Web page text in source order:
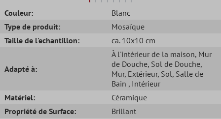
Couleur:
Blanc
Type de produit:
Mosaïque
Taille de l'echantillon:
ca. 10x10 cm
Adapté à:
À l'intérieur de la maison, Mur
de Douche, Sol de Douche,
Mur, Extérieur, Sol, Salle de
Bain , Intérieur
Matériel:
Céramique
Propriété de Surface:
Brillant